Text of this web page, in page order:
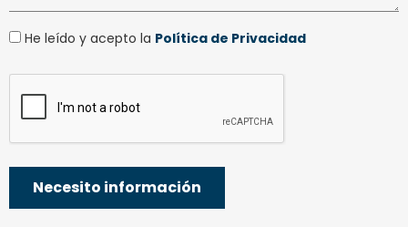
He leído y acepto la Política de Privacidad